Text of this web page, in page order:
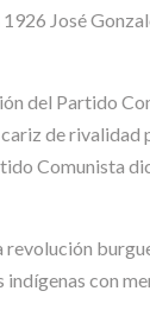
José
del Partido
de rivalidad
Comunista
con